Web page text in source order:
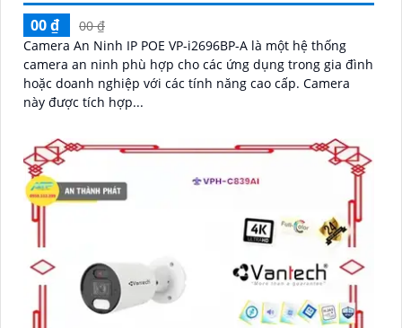
00 ₫
00 ₫
Camera An Ninh IP POE VP-i2696BP-A là một hệ thống
camera an ninh phù hợp cho các ứng dụng trong gia đình
hoặc doanh nghiệp với các tính năng cao cấp. Camera
này được tích hợp...